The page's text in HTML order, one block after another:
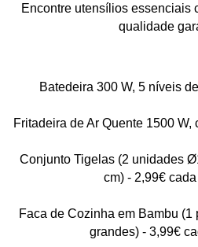
Encontre utensílios essenciais
qualidade
Batedeira 300 W, 5 níveis
Fritadeira de Ar Quente 1500
Conjunto Tigelas (2 unidades
cm) - 2,99€
Faca de Cozinha em Bambu
grandes) - 3,99€